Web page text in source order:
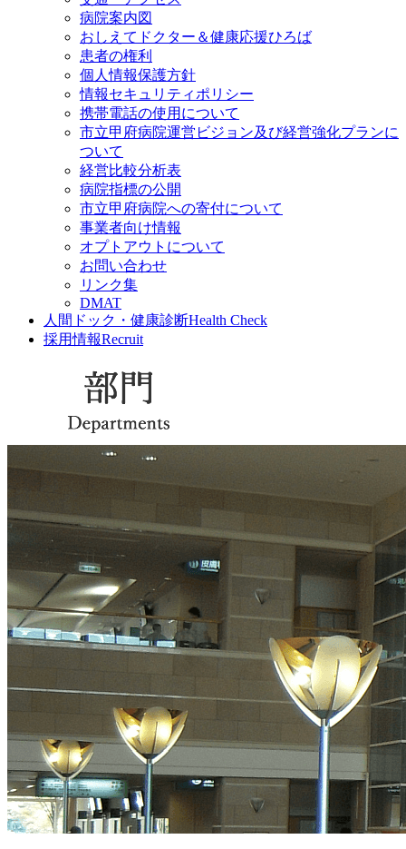
病院案内図
おしえてドクター＆健康応援ひろば
患者の権利
個人情報保護方針
情報セキュリティポリシー
携帯電話の使用について
市立甲府病院運営ビジョン及び経営強化プランに
ついて
経営比較分析表
病院指標の公開
市立甲府病院への寄付について
事業者向け情報
オプトアウトについて
お問い合わせ
リンク集
DMAT
人間ドック・健康診断Health Check
採用情報Recruit